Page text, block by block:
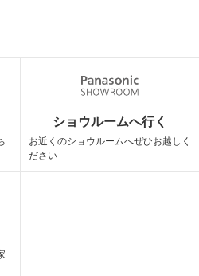
ショウルームへ行く
お近くのショウルームへぜひお越しく
ださい